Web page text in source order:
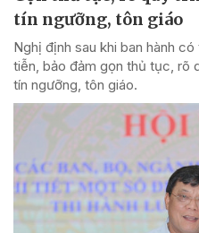
tín ngưỡng, tôn giáo
Nghị định sau khi ban hành
tiễn, bảo đảm gọn thủ tục, rõ
tín ngưỡng, tôn giáo.